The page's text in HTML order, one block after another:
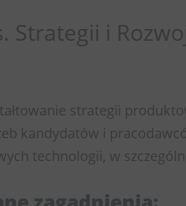
Strategii i
strategii
kandydatów i
technologii, w